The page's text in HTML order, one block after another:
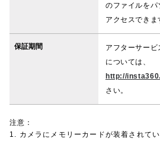
のファイルをパ
アクセスできま
保証期間
アフターサー
については、
http://
さい。
注意：
1. カメラにメモリーカードが装着されて